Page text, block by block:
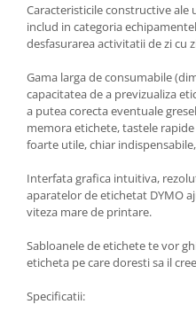
Caracteristicile constructive ale
includ in categoria
desfasurarea activitatii de zi cu
Gama larga de consumabile
capacitatea de a previzualiza
a putea corecta eventuale
memora etichete, tastele
foarte utile, chiar
Interfata grafica intuitiva,
aparatelor de etichetat DYMO
viteza mare de printare.
Sabloanele de etichete te vor
eticheta pe care doresti sa il
Specificatii: